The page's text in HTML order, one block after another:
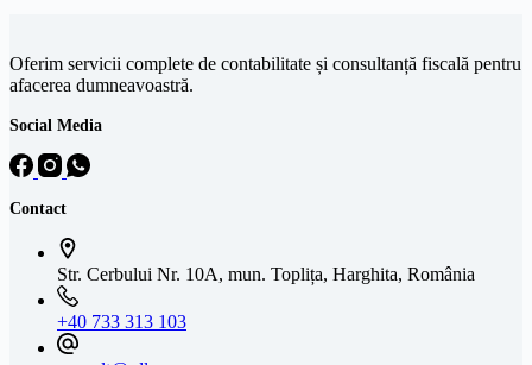
Oferim servicii complete de contabilitate și consultanță fiscală pentru
afacerea dumneavoastră.
Social Media
Contact
Str. Cerbului Nr. 10A, mun. Toplița, Harghita, România
+40 733 313 103